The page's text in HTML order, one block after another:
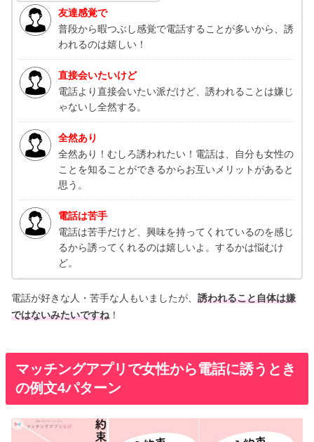
友達感覚で
普段から暇つぶし感覚で電話することが多いから、誘
われるのは嬉しい！
直接会いたいけど
電話より直接会いたい派だけど、誘われることは嫌じ
ゃないし全然する。
全然あり
全然あり！むしろ誘われたい！電話は、自分も女性の
ことを知ることができるからお互いメリットがあると
思う。
電話は苦手
電話は苦手だけど、興味を持ってくれているのを感じ
るから誘ってくれるのは嬉しいよ。するかは悩むけ
ど。
電話が好きな人・苦手な人もいましたが、誘われること自体は嫌
ではないみたいですね！
マッチングアプリで女性から電話に誘うとき
の例文4パターン